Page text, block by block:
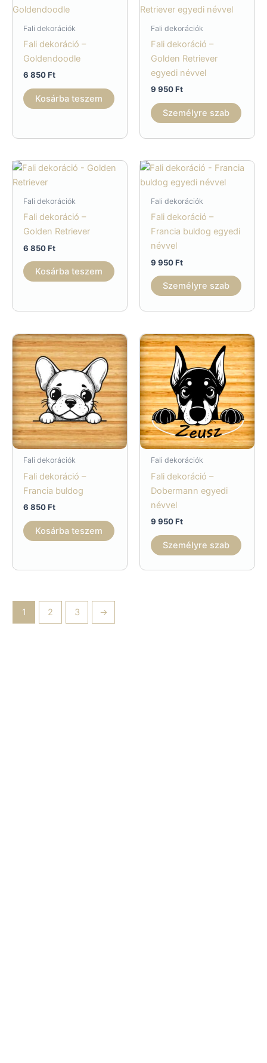
Fali dekorációk
Fali dekoráció –
Goldendoodle
6 850Ft
Kosárba teszem
Fali dekorációk
Fali dekoráció –
Golden Retriever
egyedi névvel
9 950Ft
Személyre szab
Fali dekorációk
Fali dekoráció –
Golden Retriever
6 850Ft
Kosárba teszem
Fali dekorációk
Fali dekoráció –
Francia buldog egyedi
névvel
9 950Ft
Személyre szab
Fali dekorációk
Fali dekoráció –
Francia buldog
6 850Ft
Kosárba teszem
Fali dekorációk
Fali dekoráció –
Dobermann egyedi
névvel
9 950Ft
Személyre szab
1 2 3 →